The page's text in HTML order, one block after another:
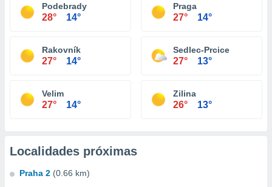
Podebrady
28° 14°
Praga
27° 14°
Rakovník
27° 14°
Sedlec-Prcice
27° 13°
Velim
27° 14°
Zilina
26° 13°
Localidades próximas
Praha 2 (0.66 km)